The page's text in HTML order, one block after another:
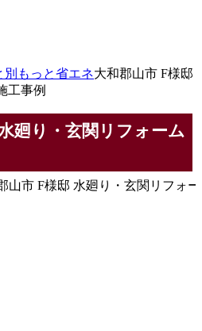
別 もっと省エネ大和郡山市 F様邸
工事例
廻り・玄関リフォーム